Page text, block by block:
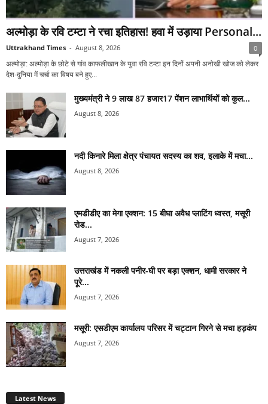
अल्मोड़ा के रवि टम्टा ने रचा इतिहास! हवा में उड़ाया Personal...
Uttrakhand Times - August 8, 2026 0
अल्मोड़ा: अल्मोड़ा के छोटे से गांव काफलीखान के युवा रवि टम्टा इन दिनों अपनी अनोखी खोज को लेकर
देश-दुनिया में चर्चा का विषय बने हुए...
मुख्यमंत्री ने 9 लाख 87 हजार17 पेंशन लाभार्थियों को कुल...
August 8, 2026
नदी किनारे मिला क्षेत्र पंचायत सदस्य का शव, इलाके में मचा...
August 8, 2026
एमडीडीए का मेगा एक्शन: 15 बीघा अवैध प्लाटिंग ध्वस्त, मसूरी
रोड...
August 7, 2026
उत्तराखंड में नकली पनीर-घी पर बड़ा एक्शन, धामी सरकार ने
पूरे...
August 7, 2026
मसूरी: एसडीएम कार्यालय परिसर में चट्टान गिरने से मचा हड़कंप
August 7, 2026
Latest News